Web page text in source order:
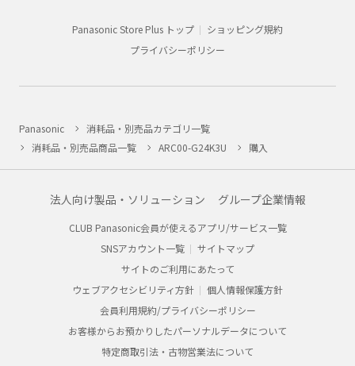
Panasonic Store Plus トップ
ショッピング規約
プライバシーポリシー
Panasonic
消耗品・別売品カテゴリ一覧
消耗品・別売品商品一覧
ARC00-G24K3U 購入
法人向け製品・ソリューション グループ企業情報
CLUB Panasonic会員が使えるアプリ/サービス一覧
SNSアカウント一覧
サイトマップ
サイトのご利用にあたって
ウェブアクセシビリティ方針
個人情報保護方針
会員利用規約/プライバシーポリシー
お客様からお預かりしたパーソナルデータについて
特定商取引法・古物営業法について